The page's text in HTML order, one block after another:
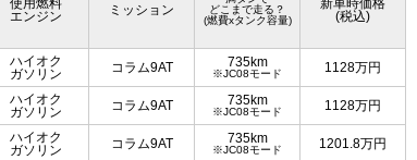
使用燃料
エンジン
ミッション
どこまで走る？
(燃費xタンク容量)
新車時価格
(税込)
ハイオク
ガソリン
コラム9AT 735km
※JC08モード 1128万円
ハイオク
ガソリン
コラム9AT 735km
※JC08モード 1128万円
ハイオク
ガソリン
コラム9AT 735km
※JC08モード 1201.8万円